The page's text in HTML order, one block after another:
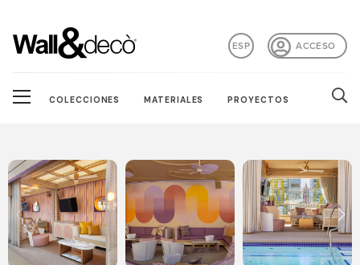
ACCESO
ESP
COLECCIONES MATERIALES PROYECTOS